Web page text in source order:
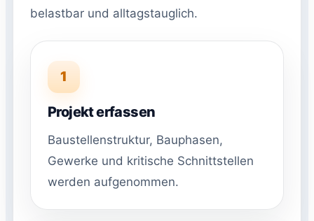
belastbar und alltagstauglich.
1
Projekt erfassen
Baustellenstruktur, Bauphasen,
Gewerke und kritische Schnittstellen
werden aufgenommen.